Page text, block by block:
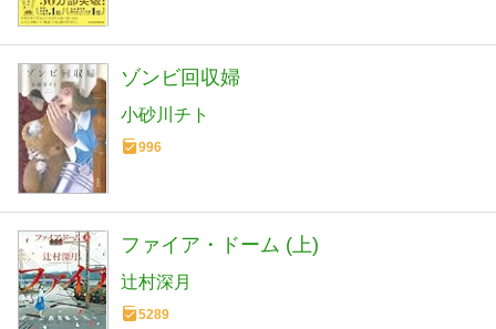
ゾンビ回収婦
小砂川チト
996
ファイア・ドーム (上)
辻村深月
5289